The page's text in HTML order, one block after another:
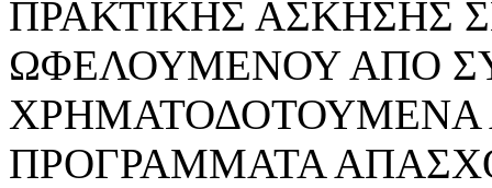
ΠΡΑΚΤΙΚΗΣ ΑΣΚΗΣΗΣ
ΩΦΕΛΟΥΜΕΝΟΥ ΑΠΟ
ΧΡΗΜΑΤΟΔΟΤΟΥΜΕΝΑ
ΠΡΟΓΡΑΜΜΑΤΑ